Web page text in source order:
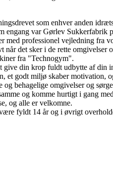
som enhver anden
engang var Gørlev Sukkerfabrik
professionel vejledning fra
når det sker i de rette omgivelser
fra "Technogym".
give din krop fuldt udbytte af din
et godt miljø skaber motivation,
og behagelige omgivelser og
og komme hurtigt i gang
og alle er velkomne.
fyldt 14 år og i øvrigt